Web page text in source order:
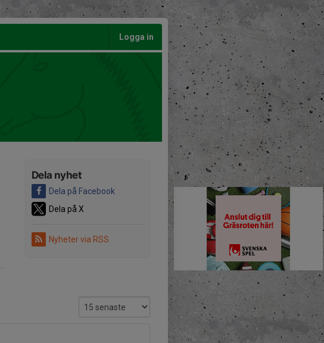
Logga in
Dela nyhet
Dela på Facebook
Dela på X
Nyheter via RSS